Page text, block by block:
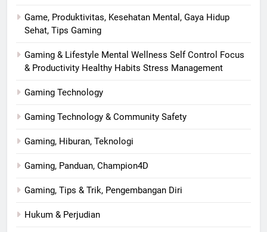
Game, Produktivitas, Kesehatan Mental, Gaya Hidup
Sehat, Tips Gaming
Gaming & Lifestyle Mental Wellness Self Control Focus
& Productivity Healthy Habits Stress Management
Gaming Technology
Gaming Technology & Community Safety
Gaming, Hiburan, Teknologi
Gaming, Panduan, Champion4D
Gaming, Tips & Trik, Pengembangan Diri
Hukum & Perjudian